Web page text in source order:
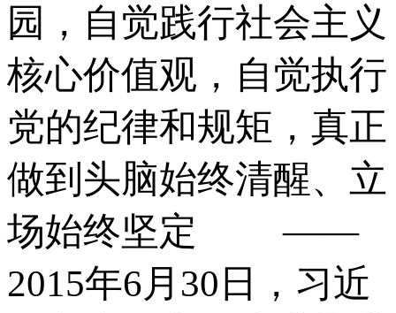
园，自觉践行社会主义
核心价值观，自觉执行
党的纪律和规矩，真正
做到头脑始终清醒、立
场始终坚定 ——
2015年6月30日，习近